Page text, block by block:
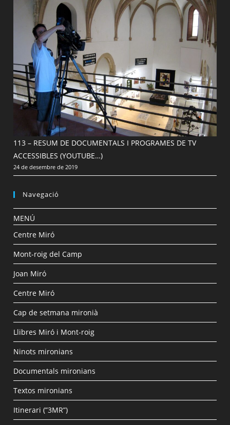
113 – RESUM DE DOCUMENTALS I PROGRAMES DE TV
ACCESSIBLES (YOUTUBE…)
24 de desembre de 2019
Navegació
MENÚ
Centre Miró
Mont-roig del Camp
Joan Miró
Centre Miró
Cap de setmana mironià
Llibres Miró i Mont-roig
Ninots mironians
Documentals mironians
Textos mironians
Itinerari (”3MR”)